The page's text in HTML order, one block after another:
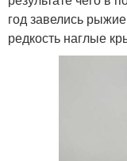
год завелись
редкость наглые